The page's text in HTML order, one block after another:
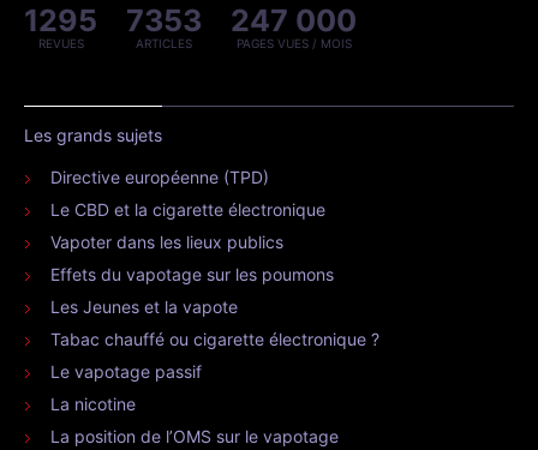
1295
REVUES
7353
ARTICLES
247 000
PAGES VUES / MOIS
Les grands sujets
Directive européenne (TPD)
Le CBD et la cigarette électronique
Vapoter dans les lieux publics
Effets du vapotage sur les poumons
Les Jeunes et la vapote
Tabac chauffé ou cigarette électronique ?
Le vapotage passif
La nicotine
La position de l’OMS sur le vapotage